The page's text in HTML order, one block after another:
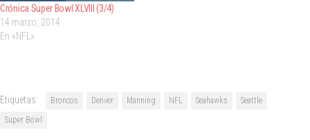
Crónica Super Bowl XLVIII (3/4)
14 marzo, 2014
En «NFL»
Etiquetas: Broncos Denver Manning NFL Seahawks
Seattle
Super Bowl